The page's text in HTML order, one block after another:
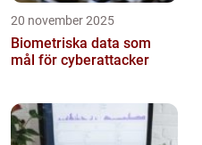
20 november 2025
Biometriska data som
mål för cyberattacker